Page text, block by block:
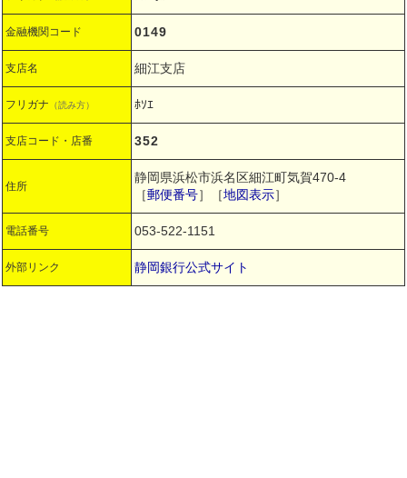
金融機関コード 0149
支店名 細江支店
フリガナ （読み方） ﾎｿｴ
支店コード・店番 352
住所
静岡県浜松市浜名区細江町気賀470-4
［郵便番号］［地図表示］
電話番号 053-522-1151
外部リンク 静岡銀行公式サイト